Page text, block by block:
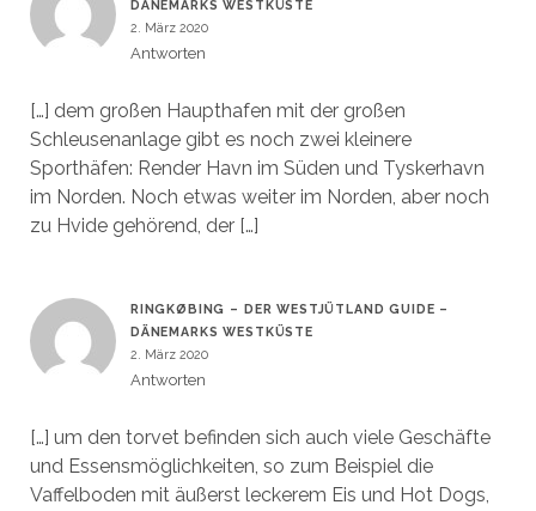
DÄNEMARKS WESTKÜSTE
2. März 2020
Antworten
[…] dem großen Haupthafen mit der großen
Schleusenanlage gibt es noch zwei kleinere
Sporthäfen: Render Havn im Süden und Tyskerhavn
im Norden. Noch etwas weiter im Norden, aber noch
zu Hvide gehörend, der […]
RINGKØBING – DER WESTJÜTLAND GUIDE –
DÄNEMARKS WESTKÜSTE
2. März 2020
Antworten
[…] um den torvet befinden sich auch viele Geschäfte
und Essensmöglichkeiten, so zum Beispiel die
Vaffelboden mit äußerst leckerem Eis und Hot Dogs,